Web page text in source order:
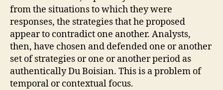
from the situations to which they were
responses, the strategies that he proposed
appear to contradict one another. Analysts,
then, have chosen and defended one or another
set of strategies or one or another period as
authentically Du Boisian. This is a problem of
temporal or contextual focus.